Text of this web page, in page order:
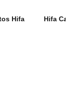
Hifa Hifa